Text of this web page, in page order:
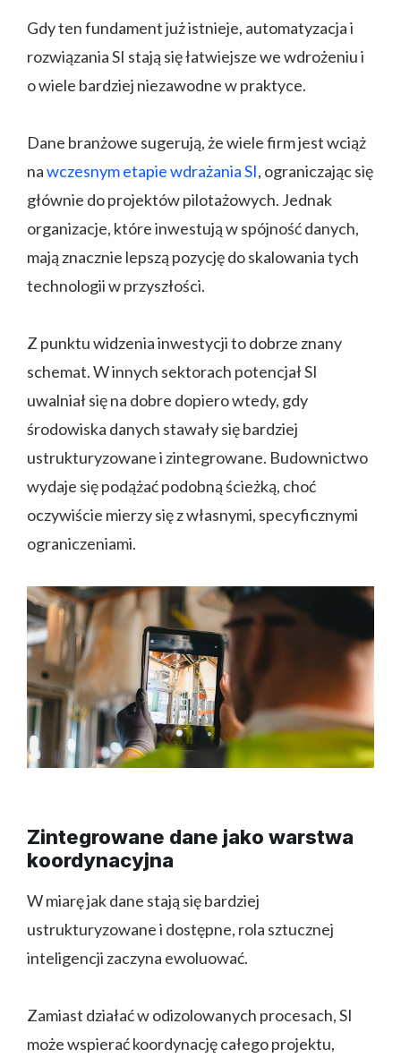
Gdy ten fundament już istnieje, automatyzacja i
rozwiązania SI stają się łatwiejsze we wdrożeniu i
o wiele bardziej niezawodne w praktyce.
Dane branżowe sugerują, że wiele firm jest wciąż
nawczesnym etapie wdrażania SI, ograniczając się
głównie do projektów pilotażowych. Jednak
organizacje, które inwestują w spójność danych,
mają znacznie lepszą pozycję do skalowania tych
technologii w przyszłości.
Z punktu widzenia inwestycji to dobrze znany
schemat. W innych sektorach potencjał SI
uwalniał się na dobre dopiero wtedy, gdy
środowiska danych stawały się bardziej
ustrukturyzowane i zintegrowane. Budownictwo
wydaje się podążać podobną ścieżką, choć
oczywiście mierzy się z własnymi, specyficznymi
ograniczeniami.
Zintegrowane dane jako warstwa
koordynacyjna
W miarę jak dane stają się bardziej
ustrukturyzowane i dostępne, rola sztucznej
inteligencji zaczyna ewoluować.
Zamiast działać w odizolowanych procesach, SI
może wspierać koordynację całego projektu,